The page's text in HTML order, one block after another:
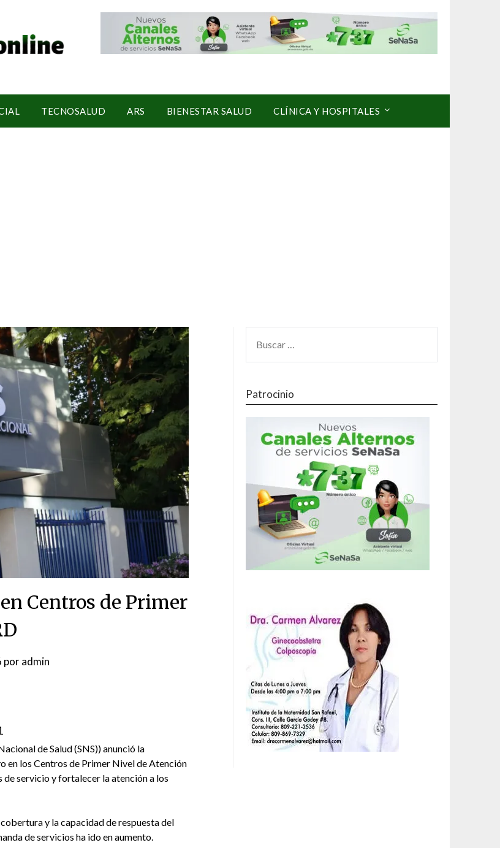
TECNOSALUD ARS BIENESTAR SALUD CLÍNICA Y HOSPITALES
Centros de Primer
poradmin
de Salud (SNS)) anunció la
en los Centros de Primer Nivel de Atención
servicio y fortalecer la atención a los
y la capacidad de respuesta del
de servicios ha ido en aumento.
Patrocinio